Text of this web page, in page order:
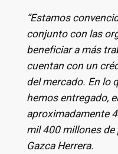
“Estamos
conjunto con las
beneficiar a más
cuentan con un
del mercado. En lo
hemos entregado,
aproximadamente
mil 400 millones de
Gazca Herrera.